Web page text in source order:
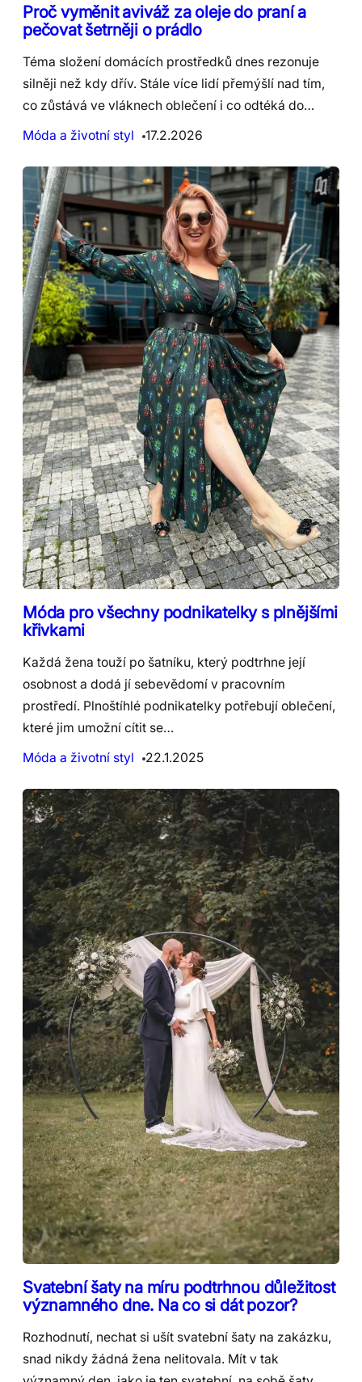
Proč vyměnit aviváž za oleje do praní a
pečovat šetrněji o prádlo
Téma složení domácích prostředků dnes rezonuje
silněji než kdy dřív. Stále více lidí přemýšlí nad tím,
co zůstává ve vláknech oblečení i co odtéká do…
Móda a životní styl
17.2.2026
Móda pro všechny podnikatelky s plnějšími
křivkami
Každá žena touží po šatníku, který podtrhne její
osobnost a dodá jí sebevědomí v pracovním
prostředí. Plnoštíhlé podnikatelky potřebují oblečení,
které jim umožní cítit se…
Móda a životní styl
22.1.2025
Svatební šaty na míru podtrhnou důležitost
významného dne. Na co si dát pozor?
Rozhodnutí, nechat si ušít svatební šaty na zakázku,
snad nikdy žádná žena nelitovala. Mít v tak